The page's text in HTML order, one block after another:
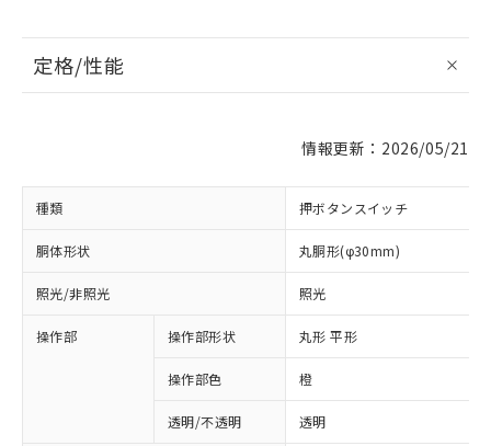
定格/性能
情報更新：2026/05/21
種類 押ボタンスイッチ
胴体形状 丸胴形(φ30mm)
照光/非照光 照光
操作部 操作部形状 丸形 平形
操作部色 橙
透明/不透明 透明